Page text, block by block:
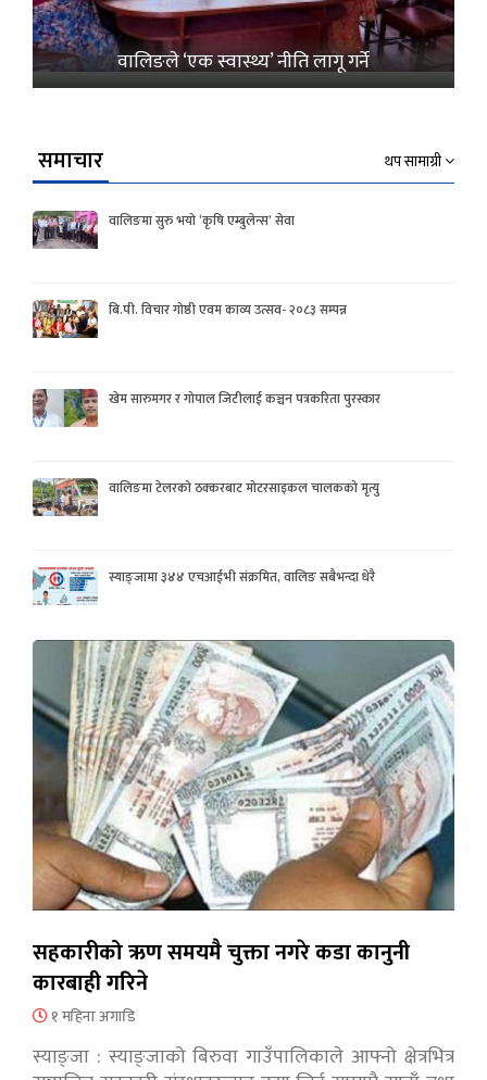
वालिङले ‘एक स्वास्थ्य’ नीति लागू गर्ने
समाचार थप सामाग्री
वालिङमा सुरु भयो ‘कृषि एम्बुलेन्स’ सेवा
बि.पी. विचार गोष्ठी एवम काव्य उत्सव- २०८३ सम्पन्न
खेम सारुमगर र गोपाल जिटीलाई कञ्चन पत्रकरिता पुरस्कार
वालिङमा टेलरको ठक्करबाट मोटरसाइकल चालकको मृत्यु
स्याङ्जामा ३४४ एचआईभी संक्रमित, वालिङ सबैभन्दा धेरै
सहकारीको ऋण समयमै चुक्ता नगरे कडा कानुनी
कारबाही गरिने
१ महिना अगाडि
स्याङ्जा : स्याङ्जाको बिरुवा गाउँपालिकाले आफ्नो क्षेत्रभित्र